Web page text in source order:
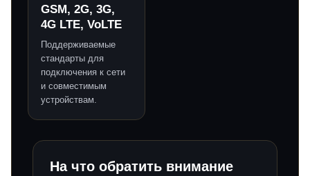
GSM, 2G, 3G,
4G LTE, VoLTE
Поддерживаемые
стандарты для
подключения к сети
и совместимым
устройствам.
На что обратить внимание